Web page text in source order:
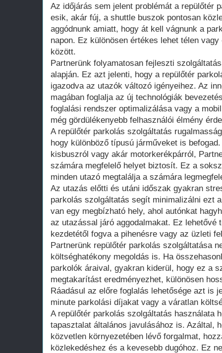
Az időjárás sem jelent problémát a repülőtér
esik, akár fúj, a shuttle buszok pontosan
aggódnunk amiatt, hogy át kell vágnunk a
napon. Ez különösen értékes lehet télen
között.
Partnerünk folyamatosan fejleszti
alapján. Ez azt jelenti, hogy a repülőtér
igazodva az utazók változó igényeihez. Az
magában foglalja az új technológiák
foglalási rendszer optimalizálása vagy a
még gördülékenyebb felhasználói élmény
A repülőtér parkolás szolgáltatás
hogy különböző típusú járműveket is
kisbuszról vagy akár motorkerékpárról,
számára megfelelő helyet biztosít. Ez a
minden utazó megtalálja a számára
Az utazás előtti és utáni időszak gyakran
parkolás szolgáltatás segít minimalizálni ezt
van egy megbízható hely, ahol autónkat
az utazással járó aggodalmakat. Ez lehetővé
kezdetétől fogva a pihenésre vagy az üzleti
Partnerünk repülőtér parkolás szolgáltatása
költséghatékony megoldás is. Ha
parkolók áraival, gyakran kiderül, hogy ez a
megtakarítást eredményezhet, különösen
Ráadásul az előre foglalás lehetősége azt is
minute parkolási díjakat vagy a váratlan
A repülőtér parkolás szolgáltatás használata
tapasztalat általános javulásához is. Azáltal,
közvetlen környezetében lévő forgalmat,
közlekedéshez és a kevesebb dugóhoz. Ez